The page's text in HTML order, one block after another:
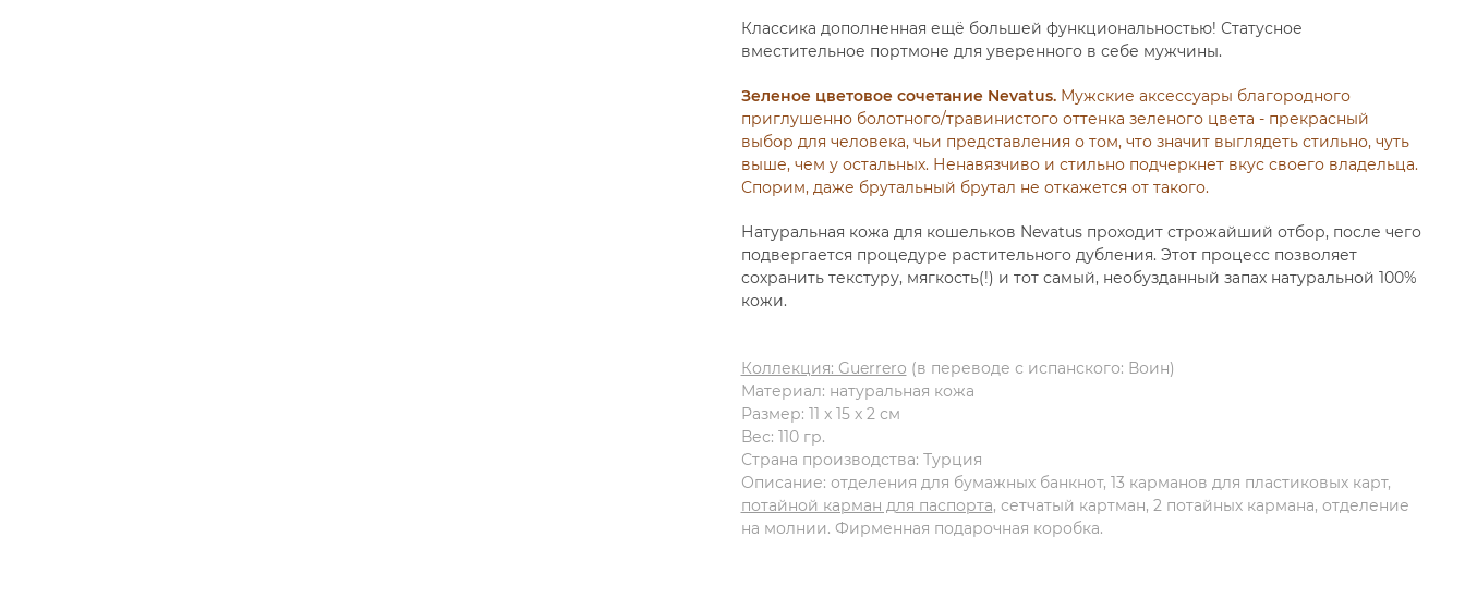
Классика дополненная ещё большей функциональностью! Статусное
вместительное портмоне для уверенного в себе мужчины.
Зеленое цветовое сочетание Nevatus.Мужские аксессуары благородного
приглушенно болотного/травинистого оттенка зеленого цвета - прекрасный
выбор для человека, чьи представления о том, что значит выглядеть стильно, чуть
выше, чем у остальных. Ненавязчиво и стильно подчеркнет вкус своего владельца.
Спорим, даже брутальный брутал не откажется от такого.
Натуральная кожа для кошельков Nevatus проходит строжайший отбор, после чего
подвергается процедуре растительного дубления. Этот процесс позволяет
сохранить текстуру, мягкость(!) и тот самый, необузданный запах натуральной 100%
кожи.
Коллекция: Guerrero (в переводе с испанского: Воин)
Материал: натуральная кожа
Размер: 11 x 15 x 2 см
Вес: 110 гр.
Страна производства: Турция
Описание: отделения для бумажных банкнот, 13 карманов для пластиковых карт,
потайной карман для паспорта, сетчатый картман, 2 потайных кармана, отделение
на молнии. Фирменная подарочная коробка.